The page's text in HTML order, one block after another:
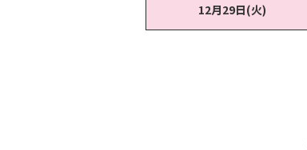
12月29日(火)